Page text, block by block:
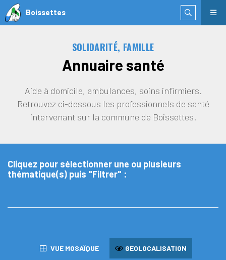
Boissettes
SOLIDARITÉ, FAMILLE
Annuaire santé
Aide à domicile, ambulances, soins infirmiers.
Retrouvez ci-dessous les professionnels de santé
intervenant sur la commune de Boissettes.
Cliquez pour sélectionner une ou plusieurs
thématique(s) puis "Filtrer" :
VUE MOSAÏQUE GEOLOCALISATION